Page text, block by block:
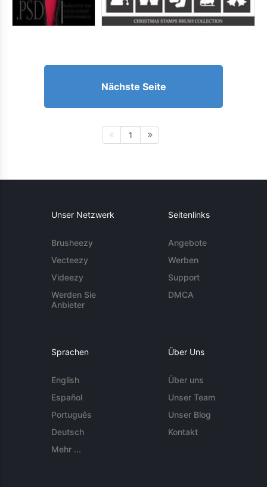
Nächste Seite
1
Unser Netzwerk
Brusheezy
Vecteezy
Videezy
Werden Sie
Anbieter
Seitenlinks
Angebote
Werben
Support
DMCA
Sprachen
English
Español
Português
Deutsch
Mehr ...
Über Uns
Über uns
Unser Team
Unser Blog
Kontakt